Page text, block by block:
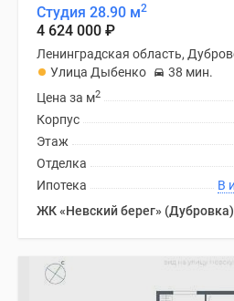
Студия 28.90 м2
4 624 000 ₽
Улица Дыбенко
38 мин.
Цена за м2
Корпус
Этаж
Отделка
Ипотека
ЖК «Невский берег» (Дубровка)